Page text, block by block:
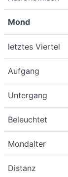
Mond
letztes Viertel
Aufgang
Untergang
Beleuchtet
Mondalter
Distanz